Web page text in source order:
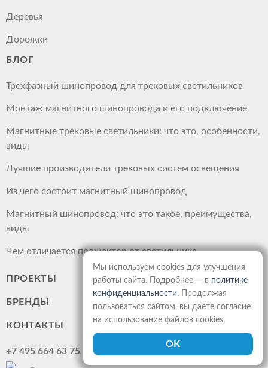
Деревья
Дорожки
БЛОГ
Трехфазный шинопровод для трековых светильников
Монтаж магнитного шинопровода и его подключение
Магнитные трековые светильники: что это, особенности,
виды
Лучшие производители трековых систем освещения
Из чего состоит магнитный шинопровод
Магнитный шинопровод: что это такое, преимущества,
виды
Чем отличается прожектор от светильника
ПРОЕКТЫ
БРЕНДЫ
КОНТАКТЫ
+7 495 664 63 75
Мы используем cookies для улучшения
работы сайта. Подробнее — в политике
конфиденциальности. Продолжая
пользоваться сайтом, вы даёте согласие
на использование файлов cookies.